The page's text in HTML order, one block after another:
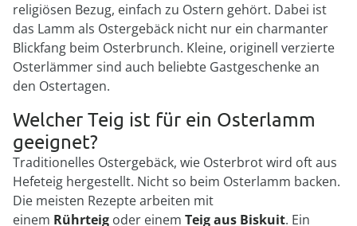
religiösen Bezug, einfach zu Ostern gehört. Dabei ist
das Lamm als Ostergebäck nicht nur ein charmanter
Blickfang beim Osterbrunch. Kleine, originell verzierte
Osterlämmer sind auch beliebte Gastgeschenke an
den Ostertagen.
Welcher Teig ist für ein Osterlamm
geeignet?
Traditionelles Ostergebäck, wie Osterbrot wird oft aus
Hefeteig hergestellt. Nicht so beim Osterlamm backen.
Die meisten Rezepte arbeiten mit
einem Rührteig oder einem Teig aus Biskuit. Ein